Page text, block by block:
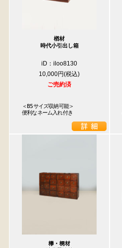
楢材
時代小引出し箱
iD：iloo8130
10,000円
ご売約済
＜B5サイズ収納可能＞
便利なネーム入れ付き
﨔・桐材